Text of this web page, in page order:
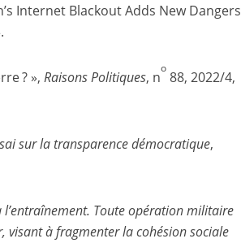
Internet Blackout Adds New Dangers
? »,Raisons Politiques, n
o
88, 2022/4,
sur la transparence démocratique,
l’entraînement. Toute opération militaire
visant à fragmenter la cohésion sociale